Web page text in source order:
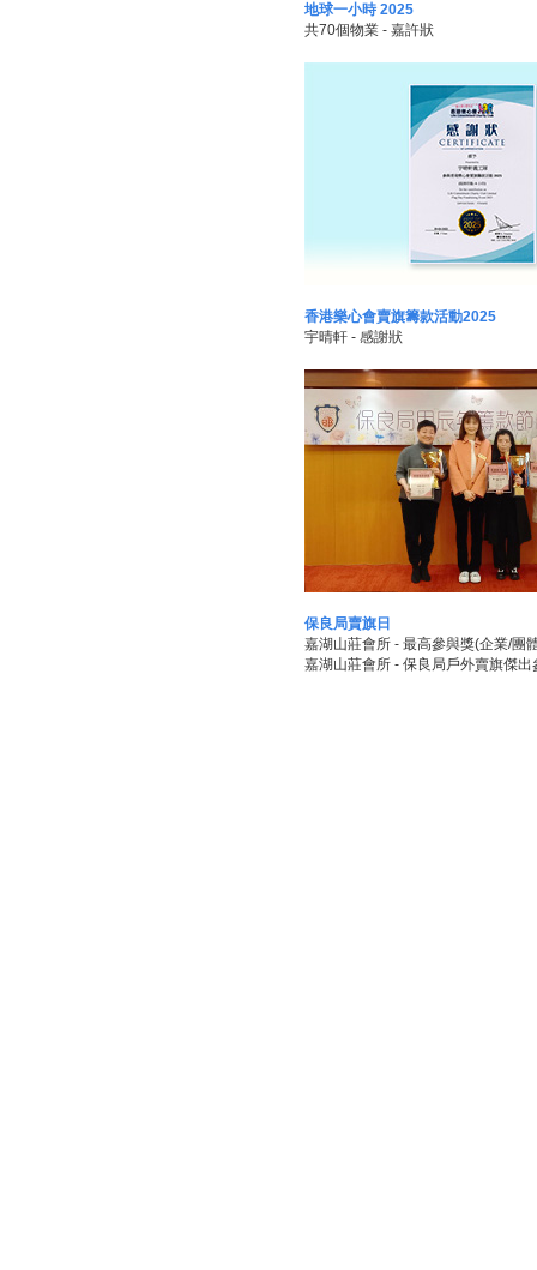
地球一小時 2025
共70個物業 - 嘉許狀
香港樂心會賣旗籌款活動2025
宇晴軒 - 感謝狀
保良局賣旗日
嘉湖山莊會所 - 最高參與獎(企業/團
嘉湖山莊會所 - 保良局戶外賣旗傑